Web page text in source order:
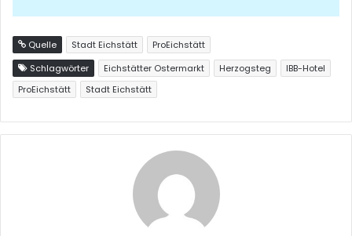
Quelle Stadt Eichstätt
ProEichstätt
Schlagwörter
Eichstätter Ostermarkt Herzogsteg
IBB-Hotel
ProEichstätt
Stadt Eichstätt